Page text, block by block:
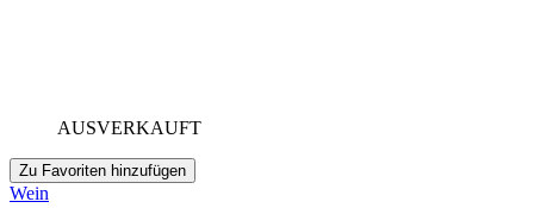
AUSVERKAUFT
Zu Favoriten hinzufügen
Wein